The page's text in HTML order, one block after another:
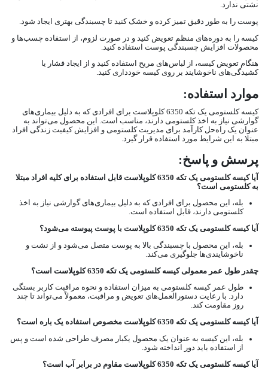
نشتی ندارد.
پوست را به طور دقیق تمیز کرده و خشک کنید تا چسبندگی بهتری ایجاد شود.
کیسه را به دوره‌های منظم تعویض کنید و در صورت لزوم، از استفاده چسب‌ها و
محصولات افزایش چسبندگی پوست استفاده کنید.
هنگام تعویض کیسه، از لباس‌های مریح استفاده کنید و از ایجاد فشار یا
کشیدگی‌های ناخوشایند بر روی کیسه خودداری کنید.
موارد استفاده:
کیسه کلستومی یک تکه 6350 کلوپلاست برای افرادی که به دلیل بیماری‌های
گوارشی نیاز به اخذ کلستومی دارند، مناسب است. این محصول می‌تواند به
عنوان یک راه‌حل کارآمد برای مدیریت کلستومی و افزایش کیفیت زندگی افراد
مبتلا به این شرایط مورد استفاده قرار گیرد.
پرسش و پاسخ:
آیا کیسه کلستومی یک تکه 6350 کلوپلاست قابل استفاده برای کلیه افراد مبتلا
به کلستومی است؟
بله، این محصول برای افرادی که به دلیل بیماری‌های گوارشی نیاز به اخذ
کلستومی دارند، قابل استفاده است.
آیا کیسه کلستومی یک تکه 6350 کلوپلاست با پوست پیوسته می‌شود؟
بله، این محصول با چسبندگی بالا به پوست متصل می‌شود و از نشت و
ناخوشایندی‌ها جلوگیری می‌کند.
چقدر طول عمر معمولی کیسه کلستومی یک تکه 6350 کلوپلاست است؟
طول عمر کیسه کلستومی به میزان استفاده و نحوه مراقبت کاربر بستگی
دارد. با رعایت دستورالعمل‌های تعویض و مراقبت، معمولاً می‌تواند تا چند
روز مقاومت کند.
آیا کیسه کلستومی یک تکه 6350 کلوپلاست مخصوص استفاده یک باره است؟
بله، این کیسه به عنوان یک محصول یکبار مصرف طراحی شده است و پس
از استفاده باید دور انداخته شود.
آیا کیسه کلستومی یک تکه 6350 کلوپلاست مقاوم در برابر آب است؟